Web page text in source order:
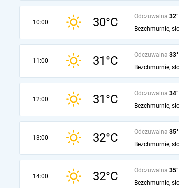
10:00 30°C Odczuwalna
Bezchmurnie,
11:00 31°C Odczuwalna
Bezchmurnie,
12:00 31°C Odczuwalna
Bezchmurnie,
13:00 32°C Odczuwalna
Bezchmurnie,
14:00 32°C Odczuwalna
Bezchmurnie,